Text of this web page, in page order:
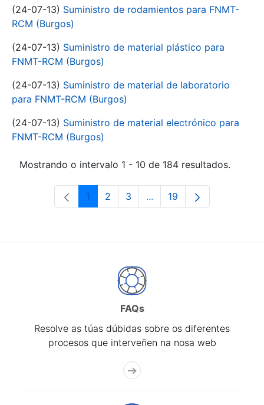
(24-07-13) Suministro de rodamientos para FNMT-
RCM (Burgos)
(24-07-13) Suministro de material plástico para
FNMT-RCM (Burgos)
(24-07-13) Suministro de material de laboratorio
para FNMT-RCM (Burgos)
(24-07-13) Suministro de material electrónico para
FNMT-RCM (Burgos)
Mostrando o intervalo 1 - 10 de 184 resultados.
Páxina
1 Páxina
2 Páxina
3 ...Páxinas intermedias Use
Páxina
19
FAQs
Resolve as túas dúbidas sobre os diferentes
procesos que interveñen na nosa web